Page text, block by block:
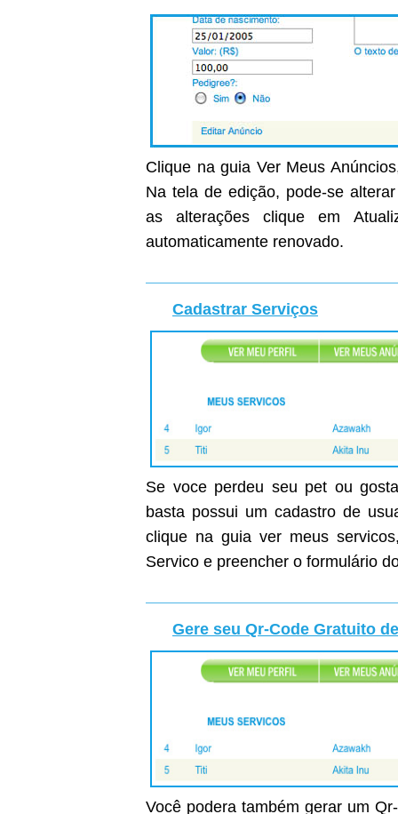
Clique na guia Ver Meus
Na tela de edição, pode-se
as alterações clique em
automaticamente renovado.
Cadastrar Serviços
Se voce perdeu seu pet ou
basta possui um cadastro de
clique na guia ver meus
Servico e preencher o formulário
Gere seu Qr-Code Gratuito
Você podera também gerar um